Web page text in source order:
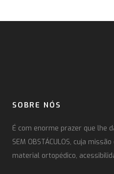
SOBRE NÓS
É com enorme prazer que lhe
SEM OBSTÁCULOS, cuja
material ortopédico,